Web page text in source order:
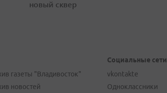
новый сквер
газеты "Владивосток"
новостей
Социальные сети
vkontakte
Одноклассники